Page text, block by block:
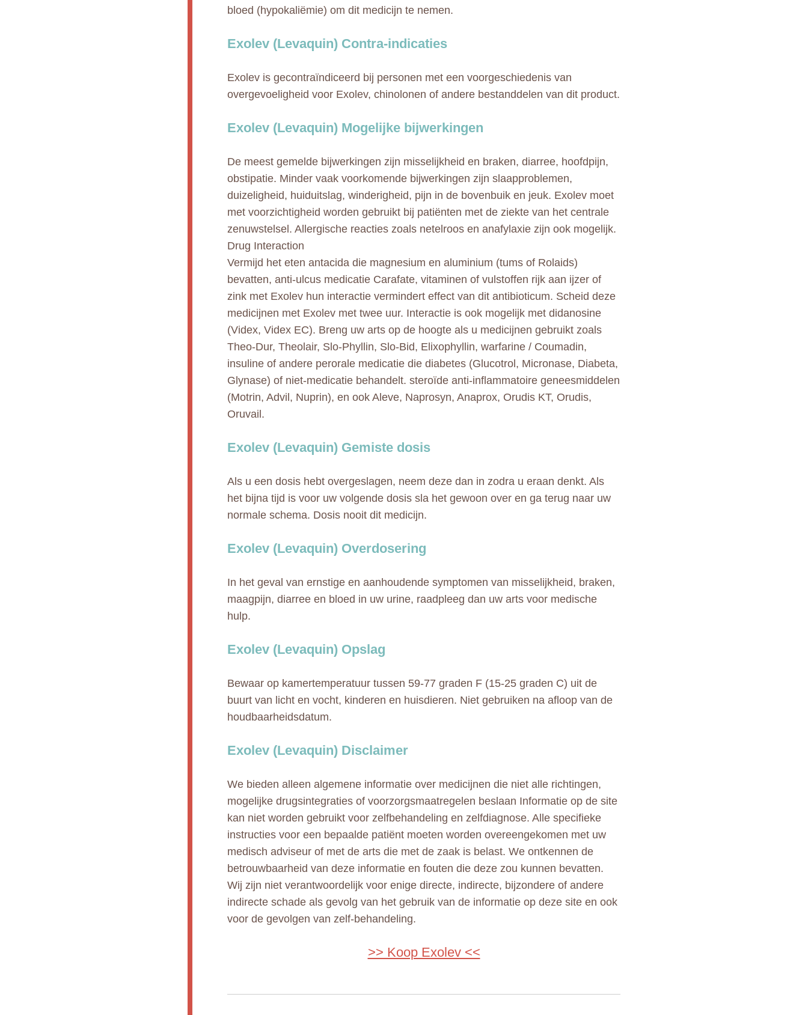
bloed (hypokaliëmie) om dit medicijn te nemen.
Exolev (Levaquin) Contra-indicaties
Exolev is gecontraïndiceerd bij personen met een voorgeschiedenis van
overgevoeligheid voor Exolev, chinolonen of andere bestanddelen van dit product.
Exolev (Levaquin) Mogelijke bijwerkingen
De meest gemelde bijwerkingen zijn misselijkheid en braken, diarree, hoofdpijn,
obstipatie. Minder vaak voorkomende bijwerkingen zijn slaapproblemen,
duizeligheid, huiduitslag, winderigheid, pijn in de bovenbuik en jeuk. Exolev moet
met voorzichtigheid worden gebruikt bij patiënten met de ziekte van het centrale
zenuwstelsel. Allergische reacties zoals netelroos en anafylaxie zijn ook mogelijk.
Drug Interaction
Vermijd het eten antacida die magnesium en aluminium (tums of Rolaids)
bevatten, anti-ulcus medicatie Carafate, vitaminen of vulstoffen rijk aan ijzer of
zink met Exolev hun interactie vermindert effect van dit antibioticum. Scheid deze
medicijnen met Exolev met twee uur. Interactie is ook mogelijk met didanosine
(Videx, Videx EC). Breng uw arts op de hoogte als u medicijnen gebruikt zoals
Theo-Dur, Theolair, Slo-Phyllin, Slo-Bid, Elixophyllin, warfarine / Coumadin,
insuline of andere perorale medicatie die diabetes (Glucotrol, Micronase, Diabeta,
Glynase) of niet-medicatie behandelt. steroïde anti-inflammatoire geneesmiddelen
(Motrin, Advil, Nuprin), en ook Aleve, Naprosyn, Anaprox, Orudis KT, Orudis,
Oruvail.
Exolev (Levaquin) Gemiste dosis
Als u een dosis hebt overgeslagen, neem deze dan in zodra u eraan denkt. Als
het bijna tijd is voor uw volgende dosis sla het gewoon over en ga terug naar uw
normale schema. Dosis nooit dit medicijn.
Exolev (Levaquin) Overdosering
In het geval van ernstige en aanhoudende symptomen van misselijkheid, braken,
maagpijn, diarree en bloed in uw urine, raadpleeg dan uw arts voor medische
hulp.
Exolev (Levaquin) Opslag
Bewaar op kamertemperatuur tussen 59-77 graden F (15-25 graden C) uit de
buurt van licht en vocht, kinderen en huisdieren. Niet gebruiken na afloop van de
houdbaarheidsdatum.
Exolev (Levaquin) Disclaimer
We bieden alleen algemene informatie over medicijnen die niet alle richtingen,
mogelijke drugsintegraties of voorzorgsmaatregelen beslaan Informatie op de site
kan niet worden gebruikt voor zelfbehandeling en zelfdiagnose. Alle specifieke
instructies voor een bepaalde patiënt moeten worden overeengekomen met uw
medisch adviseur of met de arts die met de zaak is belast. We ontkennen de
betrouwbaarheid van deze informatie en fouten die deze zou kunnen bevatten.
Wij zijn niet verantwoordelijk voor enige directe, indirecte, bijzondere of andere
indirecte schade als gevolg van het gebruik van de informatie op deze site en ook
voor de gevolgen van zelf-behandeling.
>> Koop Exolev <<